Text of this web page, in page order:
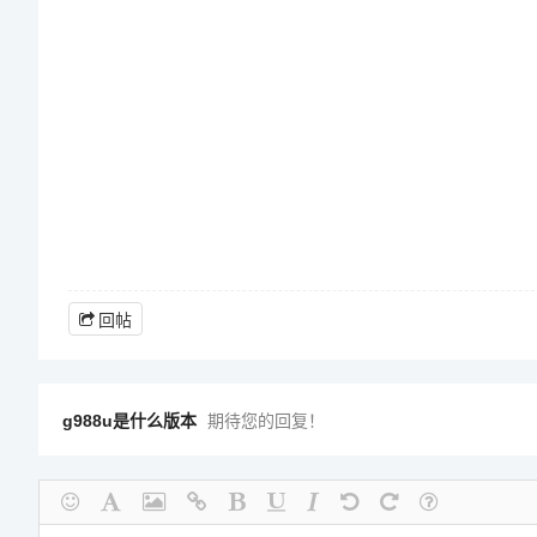
回帖
g988u是什么版本 期待您的回复！